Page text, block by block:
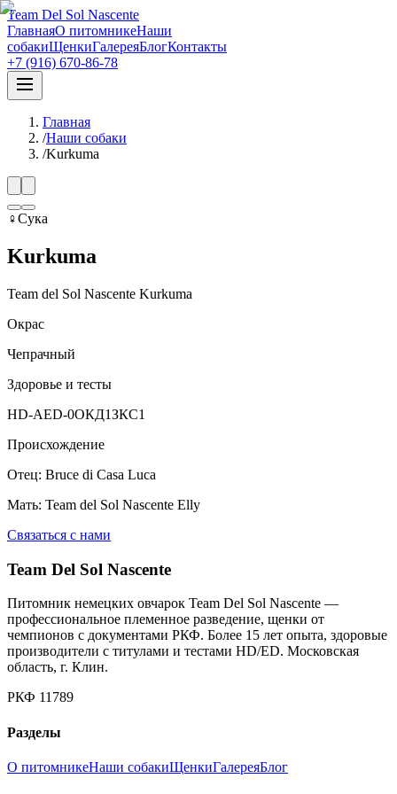
Team Del Sol Nascente
ГлавнаяО питомникеНаши
собакиЩенкиГалереяБлогКонтакты
+7 (916) 670-86-78
Главная
/Наши собаки
/Kurkuma
♀Сука
Kurkuma
Team del Sol Nascente Kurkuma
Окрас
Чепрачный
Здоровье и тесты
HD-AED-0ОКД1ЗКС1
Происхождение
Отец: Bruce di Casa Luca
Мать: Team del Sol Nascente Elly
Связаться с нами
Team Del Sol Nascente
Питомник немецких овчарок Team Del Sol Nascente —
профессиональное племенное разведение, щенки от
чемпионов с документами РКФ. Более 15 лет опыта, здоровые
производители с титулами и тестами HD/ED. Московская
область, г. Клин.
РКФ 11789
Разделы
О питомникеНаши собакиЩенкиГалереяБлог